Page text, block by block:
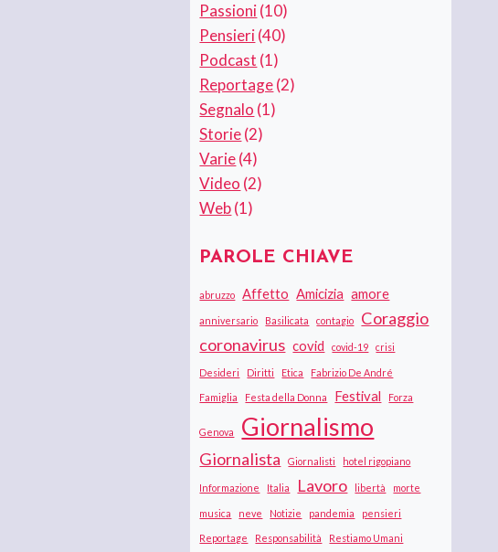
Passioni(10)
Pensieri(40)
Podcast (1)
Reportage(2)
Segnalo (1)
Storie(2)
Varie(4)
Video (2)
Web(1)
PAROLE CHIAVE
abruzzo Affetto Amicizia amore
anniversario Basilicata contagio
Coraggio
coronavirus covid covid-19 crisi
Desideri Diritti Etica Fabrizio De André
Famiglia Festa della Donna Festival Forza
Genova Giornalismo
Giornalista Giornalisti hotel rigopiano
Informazione Italia Lavoro libertà morte
musica neve Notizie pandemia pensieri
Reportage Responsabilità Restiamo Umani